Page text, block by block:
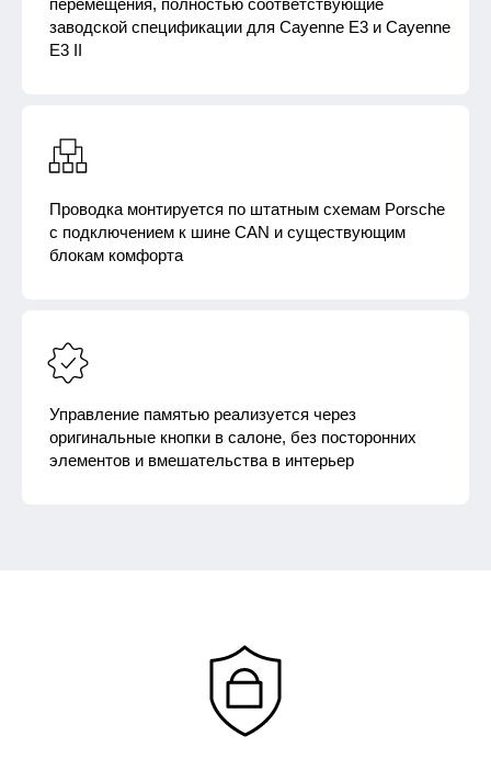
перемещения, полностью соответствующие
заводской спецификации для Cayenne E3 и Cayenne
E3 II
Проводка монтируется по штатным схемам Porsche
с подключением к шине CAN и существующим
блокам комфорта
Управление памятью реализуется через
оригинальные кнопки в салоне, без посторонних
элементов и вмешательства в интерьер